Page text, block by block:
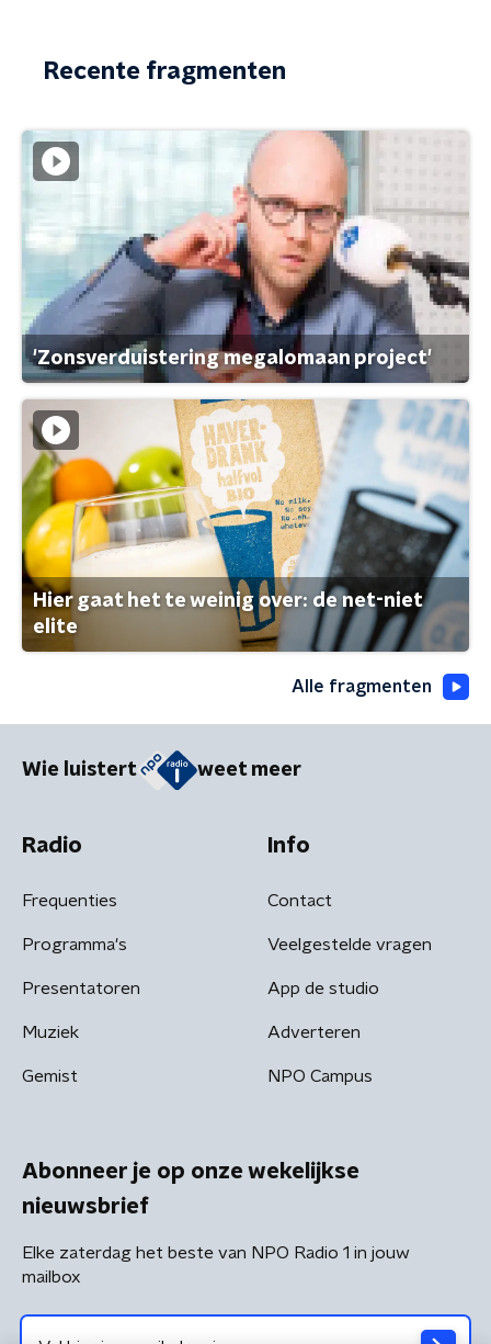
Recente fragmenten
'Zonsverduistering megalomaan project'
Hier gaat het te weinig over: de net-niet
elite
Alle fragmenten
Wie luistert weet meer
Radio
Frequenties
Programma's
Presentatoren
Muziek
Gemist
Info
Contact
Veelgestelde vragen
App de studio
Adverteren
NPO Campus
Abonneer je op onze wekelijkse
nieuwsbrief
Elke zaterdag het beste van NPO Radio 1 in jouw
mailbox